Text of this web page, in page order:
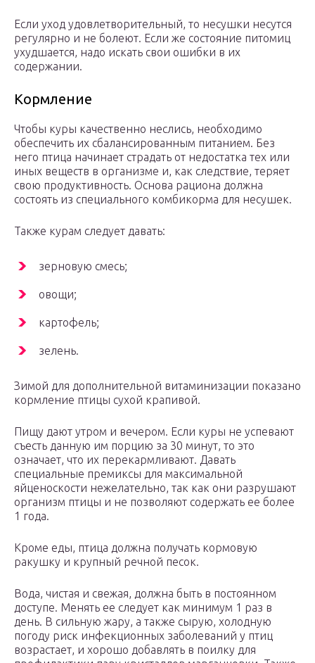
Если уход удовлетворительный, то несушки несутся
регулярно и не болеют. Если же состояние питомиц
ухудшается, надо искать свои ошибки в их
содержании.
Кормление
Чтобы куры качественно неслись, необходимо
обеспечить их сбалансированным питанием. Без
него птица начинает страдать от недостатка тех или
иных веществ в организме и, как следствие, теряет
свою продуктивность. Основа рациона должна
состоять из специального комбикорма для несушек.
Также курам следует давать:
зерновую смесь;
овощи;
картофель;
зелень.
Зимой для дополнительной витаминизации показано
кормление птицы сухой крапивой.
Пищу дают утром и вечером. Если куры не успевают
съесть данную им порцию за 30 минут, то это
означает, что их перекармливают. Давать
специальные премиксы для максимальной
яйценоскости нежелательно, так как они разрушают
организм птицы и не позволяют содержать ее более
1 года.
Кроме еды, птица должна получать кормовую
ракушку и крупный речной песок.
Вода, чистая и свежая, должна быть в постоянном
доступе. Менять ее следует как минимум 1 раз в
день. В сильную жару, а также сырую, холодную
погоду риск инфекционных заболеваний у птиц
возрастает, и хорошо добавлять в поилку для